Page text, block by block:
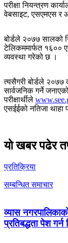
परीक्षा नियन्त्रण
वेबसाइट, एसएमएस र
बोर्डले २०७७ सालको
टेलिकममार्फत १६००
व्यवस्था गरेको छ ।
त्यसैगरी बोर्डले २०७७
सार्वजनिक गर्ने
परीक्षार्थीले
एसईईको नतिजा थाहा
यो खबर पढेर
प्रतिक्रिया
सम्बन्धित समाचार
व्यास
प्रतिबद्धता पेश गर्न